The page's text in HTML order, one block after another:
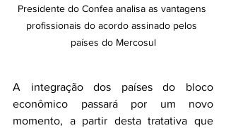
Presidente do Confea analisa as vantagens
profissionais do acordo assinado pelos
países do Mercosul
A integração dos países do bloco
econômico passará por um novo
momento, a partir desta tratativa que